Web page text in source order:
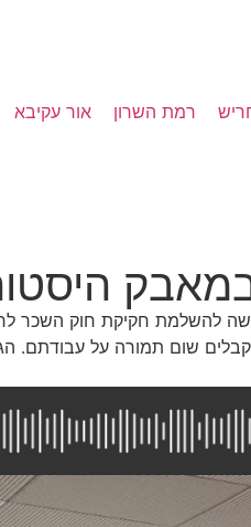
רמת השרון אור עקיבא
להשלמת חקיקת חוק השכר